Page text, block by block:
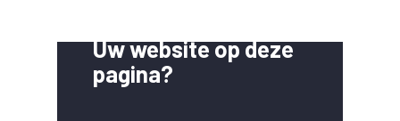
Uw website op deze
pagina?